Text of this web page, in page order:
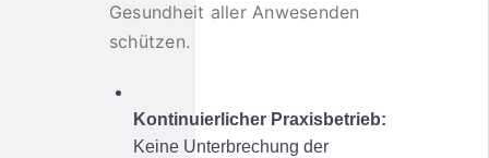
Gesundheit aller Anwesenden
schützen.
Kontinuierlicher Praxisbetrieb:
Keine Unterbrechung der